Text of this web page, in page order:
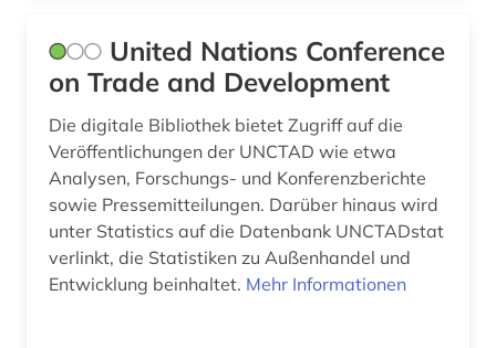
geschlecht (1)
geschlechterforschung (1)
geschlechtergeschichte (1)
gesellschaft (19)
gesundheit (1)
gesundheitswesen (1)
United Nations Conference
on Trade and Development
Die digitale Bibliothek bietet Zugriff auf die
Veröffentlichungen der UNCTAD wie etwa
Analysen, Forschungs- und Konferenzberichte
sowie Pressemitteilungen. Darüber hinaus wird
unter Statistics auf die Datenbank UNCTADstat
verlinkt, die Statistiken zu Außenhandel und
Entwicklung beinhaltet. Mehr Informationen